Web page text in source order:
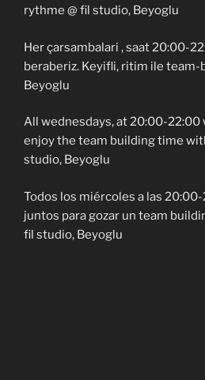
rythme @ fil studio, Beyoglu
Her çarsambalari , saat 20:00-
beraberiz. Keyifli, ritim ile team-
Beyoglu
All wednesdays, at 20:00-22:00
enjoy the team building time
studio, Beyoglu
Todos los miércoles a las
juntos para gozar un team
fil studio, Beyoglu